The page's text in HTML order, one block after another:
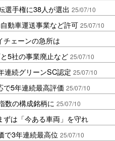
選手権に38人が選出 25/07/10
動車運送事業など許可 25/07/10
チェーンの急所は
5社の事業廃止など 25/07/10
連続グリーンSC認定 25/07/10
で5年連続最高評価 25/07/10
数の構成銘柄に 25/07/10
は「今ある車両」を守れ
で3年連続最高位 25/07/10